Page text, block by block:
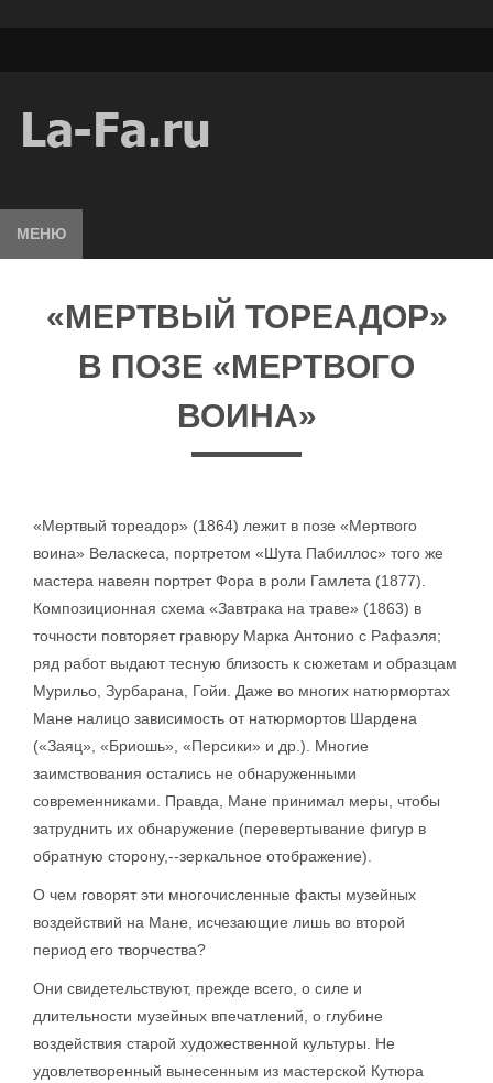
МЕНЮ
«МЕРТВЫЙ ТОРЕАДОР»
В ПОЗЕ «МЕРТВОГО
ВОИНА»
«Мертвый тореадор» (1864) лежит в позе «Мертвого
воина» Веласкеса, портретом «Шута Пабиллос» того же
мастера навеян портрет Фора в роли Гамлета (1877).
Композиционная схема «Завтрака на траве» (1863) в
точности повторяет гравюру Марка Антонио с Рафаэля;
ряд работ выдают тесную близость к сюжетам и образцам
Мурильо, Зурбарана, Гойи. Даже во многих натюрмортах
Мане налицо зависимость от натюрмортов Шардена
(«Заяц», «Бриошь», «Персики» и др.). Многие
заимствования остались не обнаруженными
современниками. Правда, Мане принимал меры, чтобы
затруднить их обнаружение (перевертывание фигур в
обратную сторону,--зеркальное отображение).
О чем говорят эти многочисленные факты музейных
воздействий на Мане, исчезающие лишь во второй
период его творчества?
Они свидетельствуют, прежде всего, о силе и
длительности музейных впечатлений, о глубине
воздействия старой художественной культуры. Не
удовлетворенный вынесенным из мастерской Кутюра